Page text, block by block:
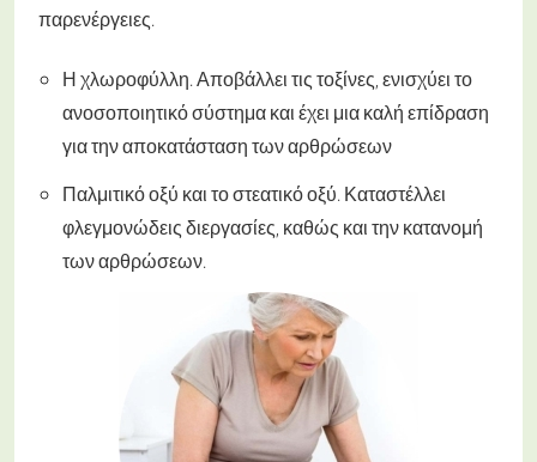
παρενέργειες.
Η χλωροφύλλη. Αποβάλλει τις τοξίνες, ενισχύει το
ανοσοποιητικό σύστημα και έχει μια καλή επίδραση
για την αποκατάσταση των αρθρώσεων
Παλμιτικό οξύ και το στεατικό οξύ. Καταστέλλει
φλεγμονώδεις διεργασίες, καθώς και την κατανομή
των αρθρώσεων.